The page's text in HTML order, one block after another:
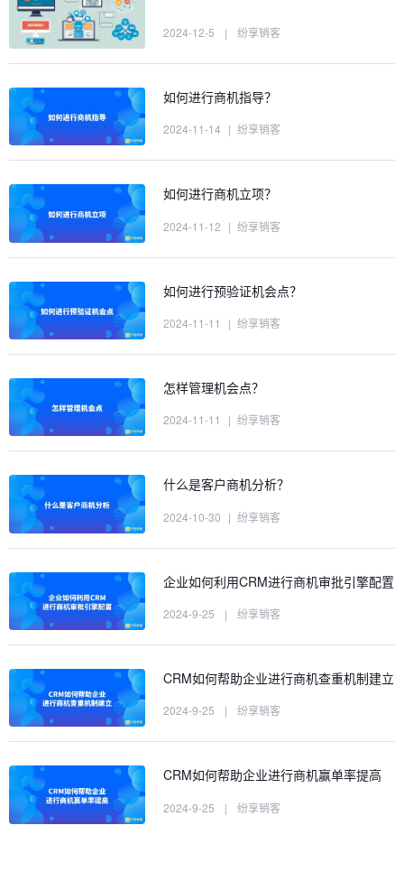
2024-12-5 | 纷享销客
如何进行商机指导？
2024-11-14 | 纷享销客
如何进行商机立项？
2024-11-12 | 纷享销客
如何进行预验证机会点？
2024-11-11 | 纷享销客
怎样管理机会点？
2024-11-11 | 纷享销客
什么是客户商机分析？
2024-10-30 | 纷享销客
企业如何利用CRM进行商机审批引擎配置
2024-9-25 | 纷享销客
CRM如何帮助企业进行商机查重机制建立
2024-9-25 | 纷享销客
CRM如何帮助企业进行商机赢单率提高
2024-9-25 | 纷享销客